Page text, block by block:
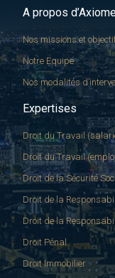
A propos
Nos missions et
Notre Equipe
Nos modalités
Expertises
Droit du Travail
Droit du Travail
Droit de la Sécurité
Droit de la
Droit de la
Droit Pénal
Droit Immobilier